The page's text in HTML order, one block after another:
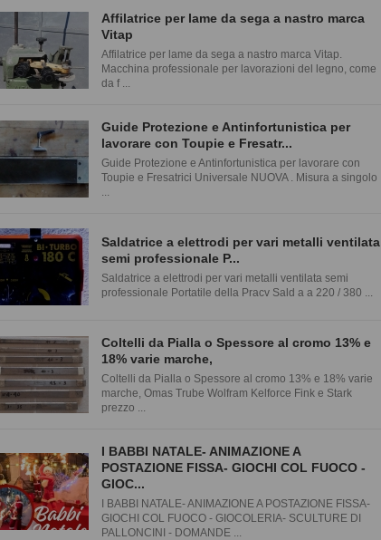
Affilatrice per lame da sega a nastro marca
Vitap
Affilatrice per lame da sega a nastro marca Vitap.
Macchina professionale per lavorazioni del legno, come
da f ...
Guide Protezione e Antinfortunistica per
lavorare con Toupie e Fresatr...
Guide Protezione e Antinfortunistica per lavorare con
Toupie e Fresatrici Universale NUOVA . Misura a singolo
Saldatrice a elettrodi per vari metalli ventilata
semi professionale P...
Saldatrice a elettrodi per vari metalli ventilata semi
professionale Portatile della Pracv Sald a a 220 / 380 ...
Coltelli da Pialla o Spessore al cromo 13% e
18% varie marche,
Coltelli da Pialla o Spessore al cromo 13% e 18% varie
marche, Omas Trube Wolfram Kelforce Fink e Stark
prezzo ...
I BABBI NATALE- ANIMAZIONE A
POSTAZIONE FISSA- GIOCHI COL FUOCO -
GIOC...
I BABBI NATALE- ANIMAZIONE A POSTAZIONE FISSA-
GIOCHI COL FUOCO - GIOCOLERIA- SCULTURE DI
PALLONCINI - DOMANDE ...